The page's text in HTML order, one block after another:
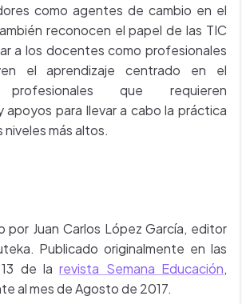
como agentes de cambio en el
reconocen el papel de las TIC
a los docentes como profesionales
el aprendizaje centrado en el
profesionales que requieren
apoyos para llevar a cabo la práctica
niveles más altos.
por Juan Carlos López García, editor
Publicado originalmente en las
13 de larevista Semana Educación,
al mes de Agosto de 2017.